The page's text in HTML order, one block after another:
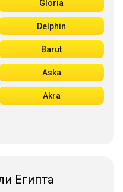
Gloria
Delphin
Barut
Aska
Akra
Египта